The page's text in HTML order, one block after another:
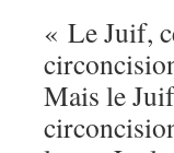
« Le Juif,
Mais le